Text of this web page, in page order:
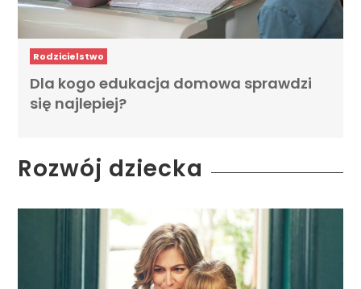
Rodzicielstwo
Dla kogo edukacja domowa sprawdzi
się najlepiej?
Rozwój dziecka